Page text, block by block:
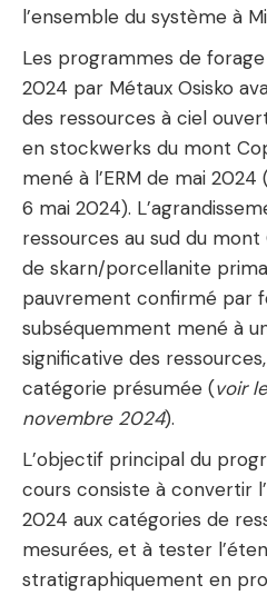
l’ensemble du système à
Les programmes de
2024 par Métaux Osisko
des ressources à ciel
en stockwerks du mont
mené à l’ERM de mai
6 mai 2024).
ressources au sud du
de skarn/porcellanite
pauvrement confirmé par
subséquemment mené à
significative des
catégorie présumée (voir
novembre 2024).
L’objectif principal du
cours consiste à convertir
2024 aux catégories de
mesurées, et à tester
stratigraphiquement en